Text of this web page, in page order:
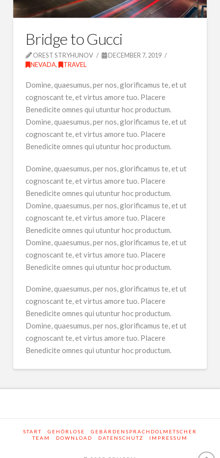
Bridge to Gucci
OREST STRYHUNOV
DECEMBER 7, 2019
NEVADA, TRAVEL
Domine, quaesumus, per nos, glorificamus te, et ut
cognoscant te, et virtus amore tuo. Placere
Benedicite omnes qui utuntur hoc productum.
Domine, quaesumus, per nos, glorificamus te, et ut
cognoscant te, et virtus amore tuo. Placere
Benedicite omnes qui utuntur hoc productum.
Domine, quaesumus, per nos, glorificamus te, et ut
cognoscant te, et virtus amore tuo. Placere
Benedicite omnes qui utuntur hoc productum.
Domine, quaesumus, per nos, glorificamus te, et ut
cognoscant te, et virtus amore tuo. Placere
Benedicite omnes qui utuntur hoc productum.
Domine, quaesumus, per nos, glorificamus te, et ut
cognoscant te, et virtus amore tuo. Placere
Benedicite omnes qui utuntur hoc productum.
Domine, quaesumus, per nos, glorificamus te, et ut
cognoscant te, et virtus amore tuo. Placere
Benedicite omnes qui utuntur hoc productum.
Domine, quaesumus, per nos, glorificamus te, et ut
cognoscant te, et virtus amore tuo. Placere
Benedicite omnes qui utuntur hoc productum.
START GEHÖRLOSE
GEBÄRDENSPRACHDOLMETSCHER
TEAM
DOWNLOAD DATENSCHUTZ IMPRESSUM